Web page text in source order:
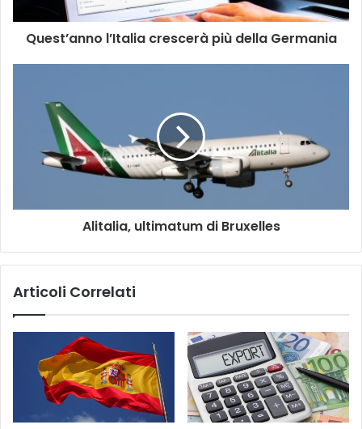
Quest’anno l’Italia crescerà più della Germania
Alitalia, ultimatum di Bruxelles
Articoli Correlati